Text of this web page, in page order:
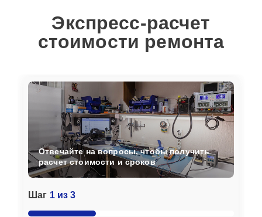
Экспресс-расчет
стоимости ремонта
Шаг 1 из 3
Отвечайте на вопросы, чтобы получить
расчет стоимости и сроков